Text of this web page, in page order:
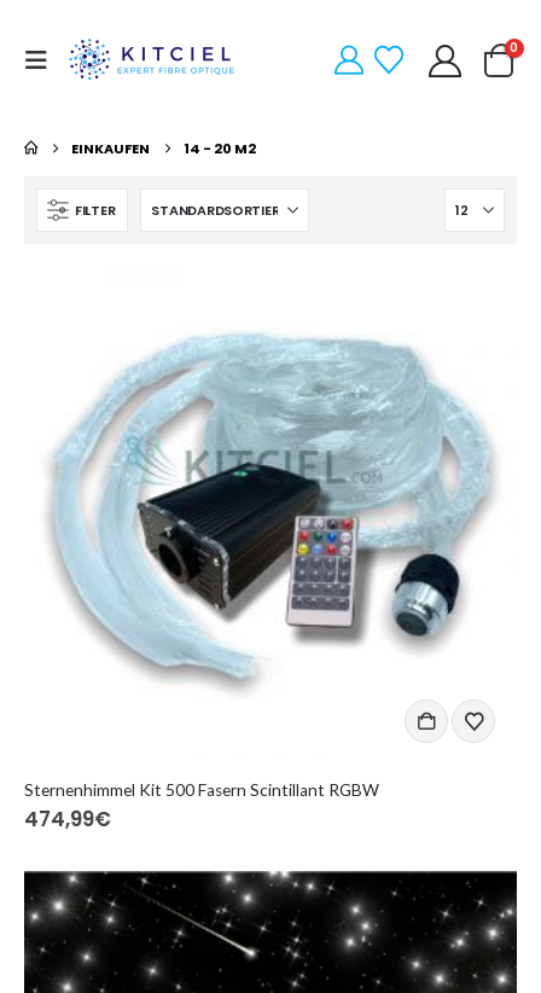
0
EINKAUFEN 14 - 20 M2
FILTER
Sternenhimmel Kit 500 Fasern Scintillant RGBW
474,99€